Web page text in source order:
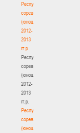
Республиканские
соревнования
(юноши)
2012-
2013
гг.р.
Республиканские
соревнования
(юноши)
2012-
2013
гг.р.
Республиканские
соревнования
(юноши)